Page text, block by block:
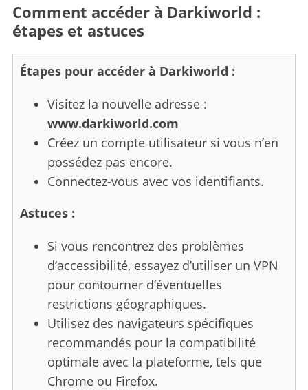
Comment accéder à Darkiworld :
étapes et astuces
Étapes pour accéder à Darkiworld :
Visitez la nouvelle adresse :
www.darkiworld.com
Créez un compte utilisateur si vous n’en
possédez pas encore.
Connectez-vous avec vos identifiants.
Astuces :
Si vous rencontrez des problèmes
d’accessibilité, essayez d’utiliser un VPN
pour contourner d’éventuelles
restrictions géographiques.
Utilisez des navigateurs spécifiques
recommandés pour la compatibilité
optimale avec la plateforme, tels que
Chrome ou Firefox.